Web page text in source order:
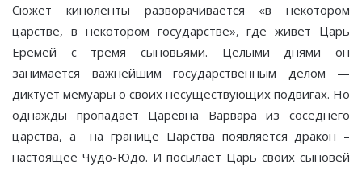
Сюжет киноленты разворачивается «в некотором
царстве, в некотором государстве», где живет Царь
Еремей с тремя сыновьями. Целыми днями он
занимается важнейшим государственным делом —
диктует мемуары о своих несуществующих подвигах. Но
однажды пропадает Царевна Варвара из соседнего
царства, а на границе Царства появляется дракон –
настоящее Чудо-Юдо. И посылает Царь своих сыновей